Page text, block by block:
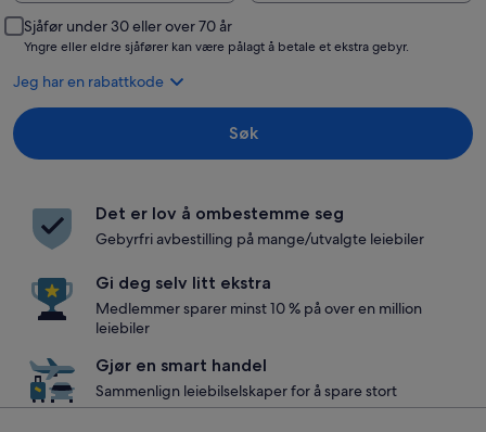
Sjåfør under 30 eller over 70 år
Yngre eller eldre sjåfører kan være pålagt å betale et ekstra gebyr.
Jeg har en rabattkode
Søk
Det er lov å ombestemme seg
Gebyrfri avbestilling på mange/utvalgte leiebiler
Gi deg selv litt ekstra
Medlemmer sparer minst 10 % på over en million
leiebiler
Gjør en smart handel
Sammenlign leiebilselskaper for å spare stort